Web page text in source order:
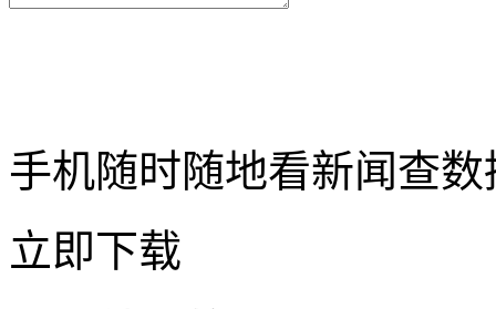
手机随时随地看新闻查数
立即下载